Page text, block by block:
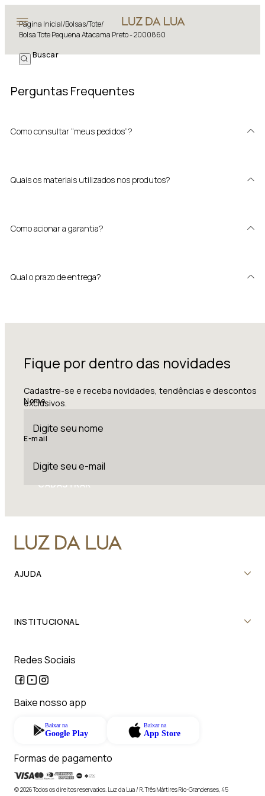
Página Inicial/Bolsas/Tote/
Bolsa Tote Pequena Atacama Preto - 2000860
Perguntas Frequentes
Como consultar “meus pedidos”?
Quais os materiais utilizados nos produtos?
Como acionar a garantia?
Qual o prazo de entrega?
Fique por dentro das novidades
Cadastre-se e receba novidades, tendências e descontos
exclusivos.
Nome
E-mail
CADASTRAR
AJUDA
INSTITUCIONAL
Redes Sociais
Baixe nosso app
Baixar na
Google Play
Baixar na
App Store
Formas de pagamento
© 2026 Todos os direitos reservados. Luz da Lua / R. Três Mártires Rio-Grandenses, 45